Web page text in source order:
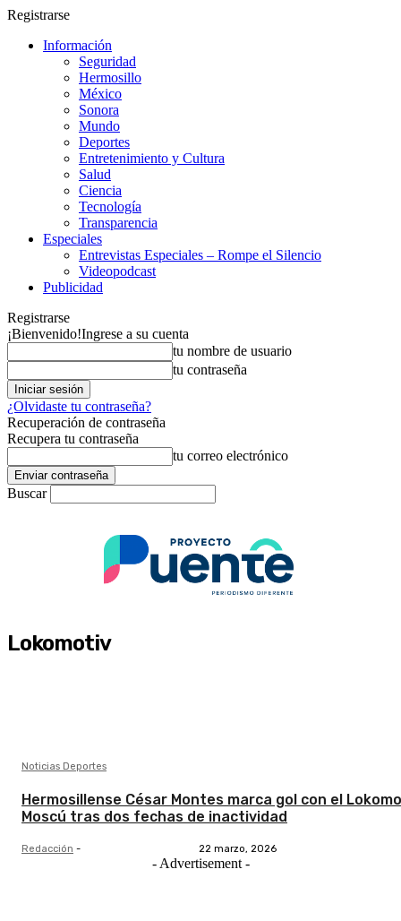
Registrarse
Información
Seguridad
Hermosillo
México
Sonora
Mundo
Deportes
Entretenimiento y Cultura
Salud
Ciencia
Tecnología
Transparencia
Especiales
Entrevistas Especiales – Rompe el Silencio
Videopodcast
Publicidad
Registrarse
¡Bienvenido!Ingrese a su cuenta
tu nombre de usuario
tu contraseña
¿Olvidaste tu contraseña?
Recuperación de contraseña
Recupera tu contraseña
tu correo electrónico
Buscar
Lokomotiv
Noticias Deportes
Hermosillense César Montes marca gol con el
Moscú tras dos fechas de inactividad
Redacción - 22 marzo, 2026
- Advertisement -